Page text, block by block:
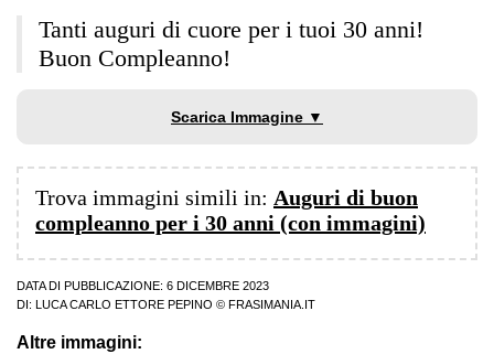
Tanti auguri di cuore per i tuoi 30 anni!
Buon Compleanno!
Scarica Immagine ▼
Trova immagini simili in: Auguri di buon
compleanno per i 30 anni (con immagini)
DATA DI PUBBLICAZIONE: 6 DICEMBRE 2023
DI:
LUCA CARLO ETTORE PEPINO © FRASIMANIA.IT
Altre immagini: